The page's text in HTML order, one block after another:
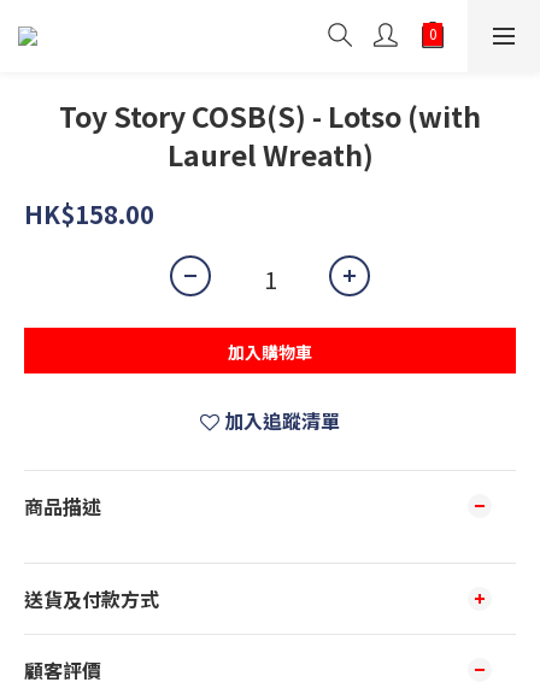
Toy Story COSB(S) - Lotso (with
Laurel Wreath)
HK$158.00
加入購物車
加入追蹤清單
商品描述
送貨及付款方式
顧客評價